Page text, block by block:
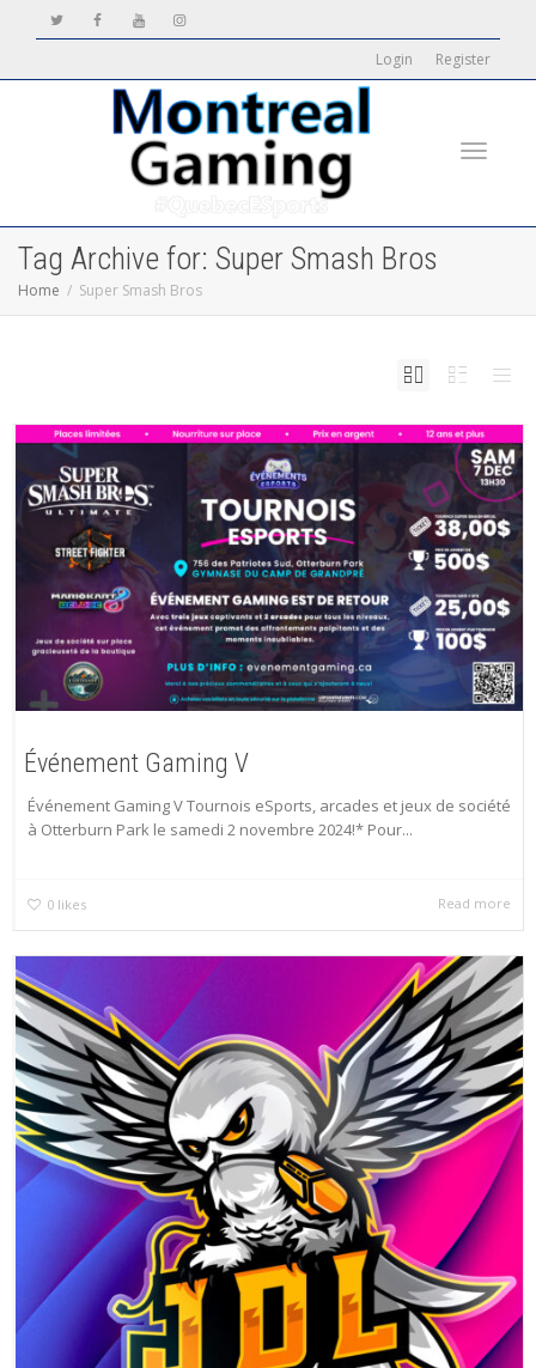
Login Register
Tag Archive for: Super Smash Bros
Home Super Smash Bros
Événement Gaming V
Événement Gaming V Tournois eSports, arcades et jeux de société
à Otterburn Park le samedi 2 novembre 2024!* Pour...
0 likes Read more